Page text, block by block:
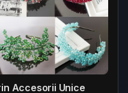
Accesorii Unice